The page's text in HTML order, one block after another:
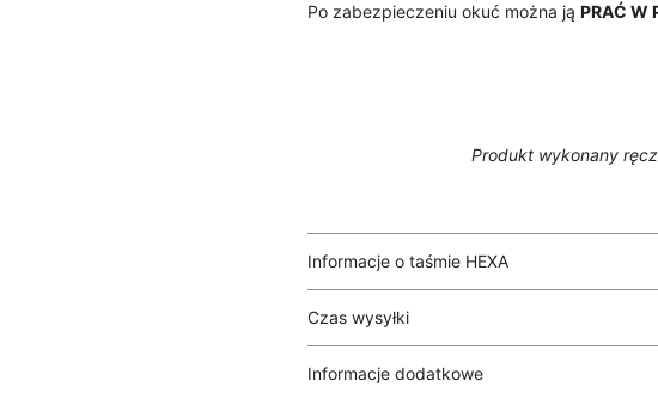
Po zabezpieczeniu okuć można ją PRAĆ W
Produkt wykonany
Informacje o taśmie HEXA
HEXAto taśma z
sześciokąta.
Taśma jest w pełniWODOODPORNA
wody, a co za tym idzie, nie pleśnieje i nie
Czas wysyłki
1-5 dni roboczych.
Informacje dodatkowe